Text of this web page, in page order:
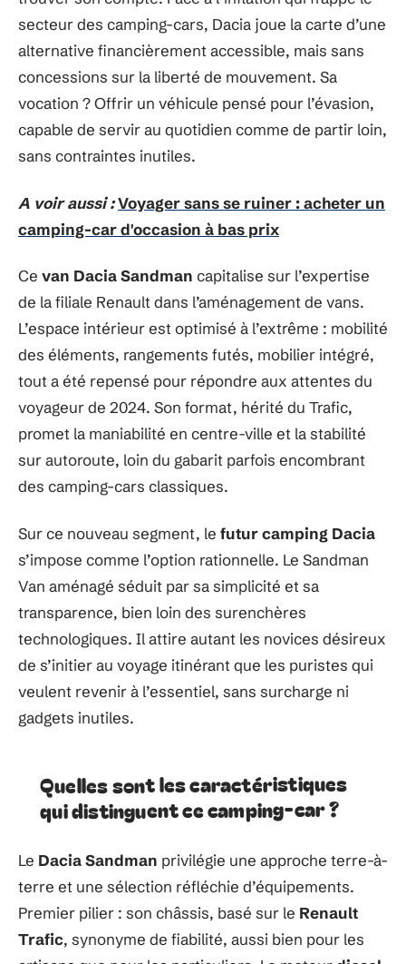
secteur des camping-cars, Dacia joue la carte d’une
alternative financièrement accessible, mais sans
concessions sur la liberté de mouvement. Sa
vocation ? Offrir un véhicule pensé pour l’évasion,
capable de servir au quotidien comme de partir loin,
sans contraintes inutiles.
A voir aussi :Voyager sans se ruiner : acheter un
camping-car d'occasion à bas prix
Ce van Dacia Sandman capitalise sur l’expertise
de la filiale Renault dans l’aménagement de vans.
L’espace intérieur est optimisé à l’extrême : mobilité
des éléments, rangements futés, mobilier intégré,
tout a été repensé pour répondre aux attentes du
voyageur de 2024. Son format, hérité du Trafic,
promet la maniabilité en centre-ville et la stabilité
sur autoroute, loin du gabarit parfois encombrant
des camping-cars classiques.
Sur ce nouveau segment, le futur camping Dacia
s’impose comme l’option rationnelle. Le Sandman
Van aménagé séduit par sa simplicité et sa
transparence, bien loin des surenchères
technologiques. Il attire autant les novices désireux
de s’initier au voyage itinérant que les puristes qui
veulent revenir à l’essentiel, sans surcharge ni
gadgets inutiles.
Quelles sont les caractéristiques
qui distinguent ce camping-car ?
Le Dacia Sandman privilégie une approche terre-à-
terre et une sélection réfléchie d’équipements.
Premier pilier : son châssis, basé sur le Renault
Trafic, synonyme de fiabilité, aussi bien pour les